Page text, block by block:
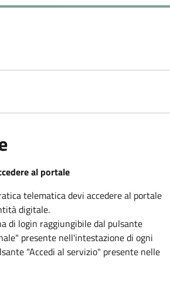
al portale
telematica devi accedere al portale
digitale.
di login raggiungibile dal pulsante
presente nell'intestazione di ogni
"Accedi al servizio" presente nelle